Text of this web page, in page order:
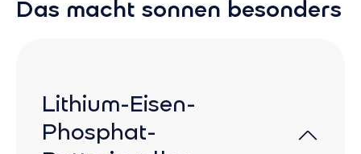
Das macht sonnen besonders
Lithium-Eisen-
Phosphat-